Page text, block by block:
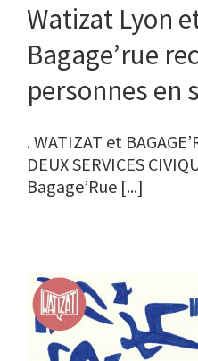
Watizat Lyon
Bagage’rue
personnes en
. WATIZAT et
DEUX SERVICES
Bagage’Rue [...]